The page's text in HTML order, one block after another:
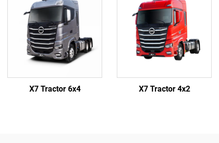
X7 Tractor 6x4 X7 Tractor 4x2